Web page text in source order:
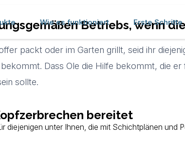
Wie es funktioniert Erste Schritte
Betriebs, wenn
packt oder im Garten grillt, seid ihr
Dass Ole die Hilfe bekommt, die
sollte.
bereitet
unter Ihnen, die mit Schichtplänen und